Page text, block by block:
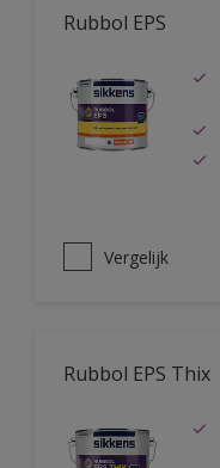
Rubbol EPS
Vergelijk
Rubbol EPS Thix